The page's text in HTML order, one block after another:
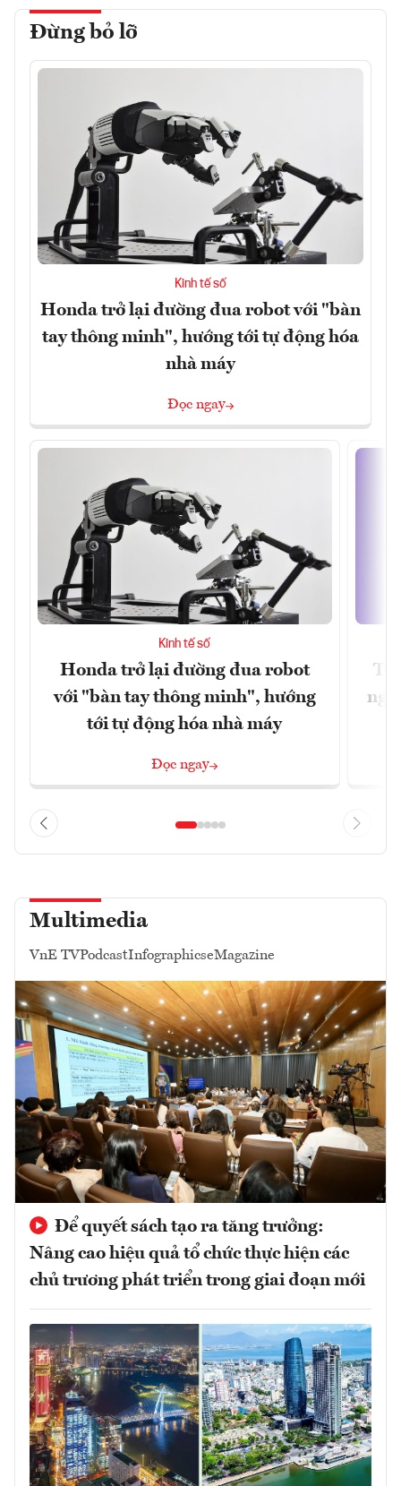
Đừng bỏ lỡ
Kinh tế số
Honda trở lại đường đua robot với "bàn
tay thông minh", hướng tới tự động hóa
nhà máy
Đọc ngay
Kinh tế số
Honda trở lại đường đua robot
với "bàn tay thông minh", hướng
tới tự động hóa nhà máy
Đọc ngay
Multimedia
VnE TVPodcastInfographicseMagazine
Để quyết sách tạo ra tăng trưởng:
Nâng cao hiệu quả tổ chức thực hiện các
chủ trương phát triển trong giai đoạn mới